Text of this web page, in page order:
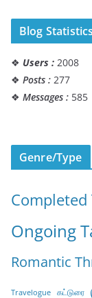
Blog Statistics
❖ Users : 2008
❖ Posts : 277
❖ Messages : 585
Genre/Type
Completed
Ongoing
Romantic
Travelogue கட்டுரை